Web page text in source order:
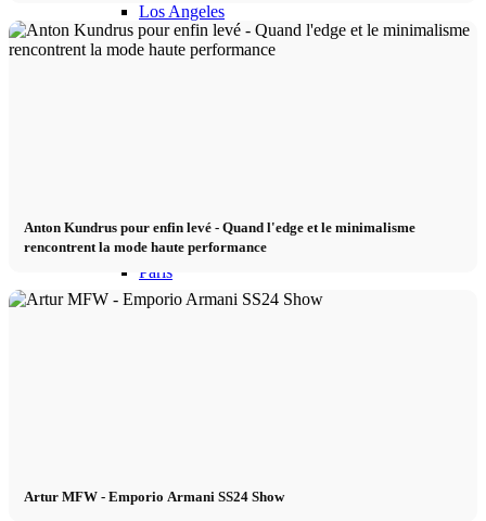
Los Angeles
Paris
Anton Kundrus pour enfin levé - Quand l'edge et le minimalisme
rencontrent la mode haute performance
Artur MFW - Emporio Armani SS24 Show